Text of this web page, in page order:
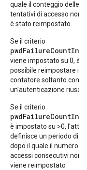
quale il conteggio delle
tentativi di accesso non
è stato reimpostato.
Se il criterio
viene impostato su 0, è
possibile reimpostare il
contatore soltanto con
un'autenticazione
Se il criterio
è impostato su >0,
definisce un periodo di
dopo il quale il numero di
accessi consecutivi non
viene reimpostato